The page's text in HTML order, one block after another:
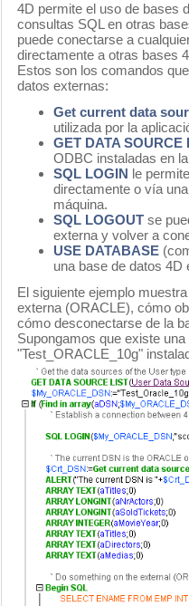
4D permite el uso de bases
consultas SQL en otras
puede conectarse a
directamente a otras bases
Estos son los comandos
datos externas:
Get current data
utilizada por la
GET DATA SOURCE
ODBC instaladas en
SQL LOGIN le
directamente o vía
máquina.
SQL LOGOUT se
externa y volver a
USE DATABASE
una base de datos 4D
El siguiente ejemplo
externa (ORACLE), cómo
cómo desconectarse de la
Supongamos que existe
"Test_ORACLE_10g"